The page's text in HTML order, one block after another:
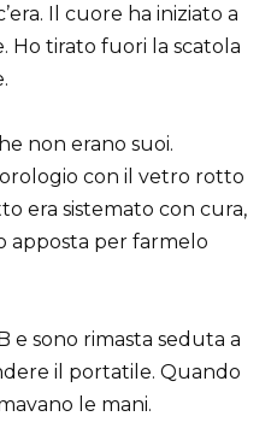
Il cuore ha iniziato a
Ho tirato fuori la scatola
non erano suoi.
con il vetro rotto
era sistemato con cura,
apposta per farmelo
e sono rimasta seduta a
il portatile. Quando
le mani.